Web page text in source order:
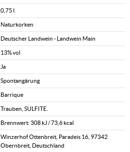
0,75 l
Naturkorken
Deutscher Landwein - Landwein Main
13% vol
Ja
Spontangärung
Barrique
Trauben, SULFITE.
Brennwert: 308 kJ / 73,6 kcal
Winzerhof Ottenbreit, Paradeis 16, 97342
Obernbreit, Deutschland